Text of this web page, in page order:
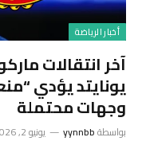
أخبار الرياضة
آخر انتقالات
يونايتد يؤدي
وجهات محتملة
بواسطةyynnbb يونيو 2, 2026